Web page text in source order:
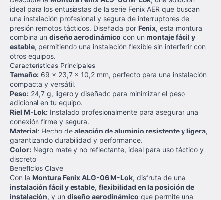
ideal para los entusiastas de la serie Fenix AER que buscan
una instalación profesional y segura de interruptores de
presión remotos tácticos. Diseñada por Fenix, esta montura
combina un diseño aerodinámico con un montaje fácil y
estable, permitiendo una instalación flexible sin interferir con
otros equipos.
Características Principales
Tamaño: 69 x 23,7 x 10,2 mm, perfecto para una instalación
compacta y versátil.
Peso: 24,7 g, ligero y diseñado para minimizar el peso
adicional en tu equipo.
Riel M-Lok: Instalado profesionalmente para asegurar una
conexión firme y segura.
Material: Hecho de aleación de aluminio resistente y ligera,
garantizando durabilidad y performance.
Color: Negro mate y no reflectante, ideal para uso táctico y
discreto.
Beneficios Clave
Con la Montura Fenix ALG-06 M-Lok, disfruta de una
instalación fácil y estable, flexibilidad en la posición de
instalación, y un diseño aerodinámico que permite una